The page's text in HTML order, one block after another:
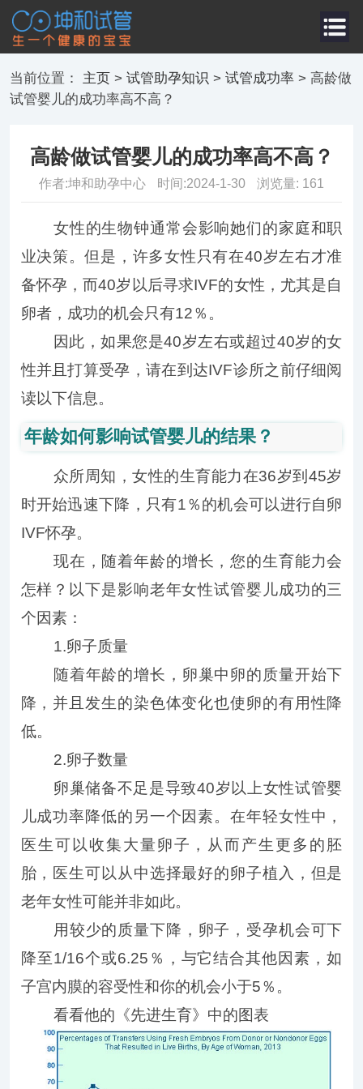
当前位置： 主页 >试管助孕知识 >试管成功率 > 高龄做
试管婴儿的成功率高不高？
高龄做试管婴儿的成功率高不高？
作者:坤和助孕中心 时间:2024-1-30 浏览量: 161
女性的生物钟通常会影响她们的家庭和职
业决策。但是，许多女性只有在40岁左右才准
备怀孕，而40岁以后寻求IVF的女性，尤其是自
卵者，成功的机会只有12％。
因此，如果您是40岁左右或超过40岁的女
性并且打算受孕，请在到达IVF诊所之前仔细阅
读以下信息。
年龄如何影响试管婴儿的结果？
众所周知，女性的生育能力在36岁到45岁
时开始迅速下降，只有1％的机会可以进行自卵
IVF怀孕。
现在，随着年龄的增长，您的生育能力会
怎样？以下是影响老年女性试管婴儿成功的三
个因素：
1.卵子质量
随着年龄的增长，卵巢中卵的质量开始下
降，并且发生的染色体变化也使卵的有用性降
低。
2.卵子数量
卵巢储备不足是导致40岁以上女性试管婴
儿成功率降低的另一个因素。在年轻女性中，
医生可以收集大量卵子，从而产生更多的胚
胎，医生可以从中选择最好的卵子植入，但是
老年女性可能并非如此。
用较少的质量下降，卵子，受孕机会可下
降至1/16个或6.25％，与它结合其他因素，如
子宫内膜的容受性和你的机会小于5％。
看看他的《先进生育》中的图表